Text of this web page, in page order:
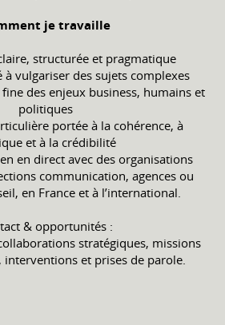
je travaille
structurée et pragmatique
à vulgariser des sujets complexes
des enjeux business, humains et
politiques
portée à la cohérence, à
et à la crédibilité
en direct avec des organisations
communication, agences ou
en France et à l’international.
& opportunités :
stratégiques, missions
interventions et prises de parole.